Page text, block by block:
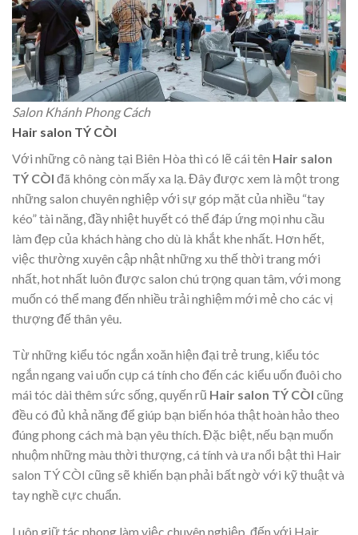
Salon Khánh Phong Cách
Hair salon TÝ CÒI
Với những cô nàng tại Biên Hòa thì có lẽ cái tên Hair salon
TÝ CÒI đã không còn mấy xa lạ. Đây được xem là một trong
những salon chuyên nghiệp với sự góp mặt của nhiều “tay
kéo” tài năng, đầy nhiệt huyết có thể đáp ứng mọi nhu cầu
làm đẹp của khách hàng cho dù là khắt khe nhất. Hơn hết,
việc thường xuyên cập nhật những xu thế thời trang mới
nhất, hot nhất luôn được salon chú trọng quan tâm, với mong
muốn có thể mang đến nhiều trải nghiệm mới mẻ cho các vị
thượng đế thân yêu.
Từ những kiểu tóc ngắn xoăn hiện đại trẻ trung, kiểu tóc
ngắn ngang vai uốn cụp cá tính cho đến các kiểu uốn đuôi cho
mái tóc dài thêm sức sống, quyến rũ Hair salon TÝ CÒI cũng
đều có đủ khả năng để giúp bạn biến hóa thật hoàn hảo theo
đúng phong cách mà bạn yêu thích. Đặc biệt, nếu bạn muốn
nhuộm những màu thời thượng, cá tính và ưa nổi bật thì Hair
salon TÝ CÒI cũng sẽ khiến bạn phải bất ngờ với kỹ thuật và
tay nghề cực chuẩn.
Luôn giữ tác phong làm việc chuyên nghiệp, đến với Hair